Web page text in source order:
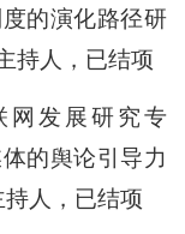
的演化路径研
持人，已结项
网发展研究专
的舆论引导力
持人，已结项